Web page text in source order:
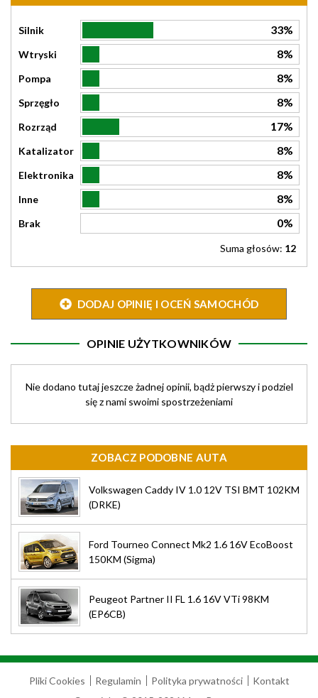
Silnik 33%
Wtryski 8%
Pompa 8%
Sprzęgło 8%
Rozrząd 17%
Katalizator 8%
Elektronika 8%
Inne 8%
Brak 0%
Suma głosów: 12
DODAJ OPINIĘ I OCEŃ SAMOCHÓD
OPINIE UŻYTKOWNIKÓW
Nie dodano tutaj jeszcze żadnej opinii, bądż pierwszy i podziel
się z nami swoimi spostrzeżeniami
ZOBACZ PODOBNE AUTA
Volkswagen Caddy IV 1.0 12V TSI BMT 102KM
(DRKE)
Ford Tourneo Connect Mk2 1.6 16V EcoBoost
150KM (Sigma)
Peugeot Partner II FL 1.6 16V VTi 98KM
(EP6CB)
Pliki Cookies Regulamin Polityka prywatności
Kontakt